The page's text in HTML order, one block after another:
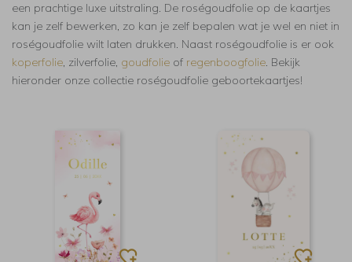
een prachtige luxe uitstraling. De roségoudfolie op de kaartjes
kan je zelf bewerken, zo kan je zelf bepalen wat je wel en niet in
roségoudfolie wilt laten drukken. Naast roségoudfolie is er ook
koperfolie, zilverfolie, goudfolie of regenboogfolie. Bekijk
hieronder onze collectie roségoudfolie geboortekaartjes!